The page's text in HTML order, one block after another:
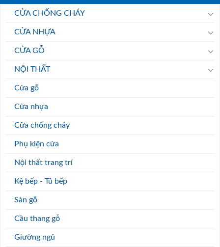
CỬA CHỐNG CHÁY
CỬA NHỰA
CỬA GỖ
NỘI THẤT
Cửa gỗ
Cửa nhựa
Cửa chống cháy
Phụ kiện cửa
Nội thất trang trí
Kệ bếp - Tủ bếp
Sàn gỗ
Cầu thang gỗ
Giường ngủ